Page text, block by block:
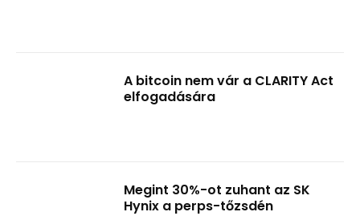
A bitcoin nem vár a CLARITY Act
elfogadására
Megint 30%-ot zuhant az SK
Hynix a perps-tőzsdén